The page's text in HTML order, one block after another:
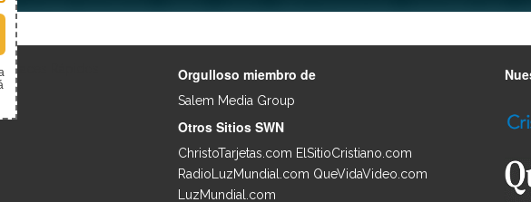
Enlaces Rápidos Orgulloso miembro de
Salem Media Group
Otros Sitios SWN
ChristoTarjetas.com ElSitioCristiano.com
RadioLuzMundial.com QueVidaVideo.com
LuzMundial.com